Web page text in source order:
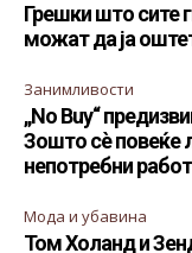
Грешки што сите
можат да ја
Занимливости
„No Buy“
Зошто сè повеќе
непотребни
Мода и убавина
Том Холанд и